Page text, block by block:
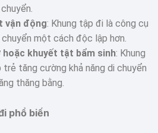
vận động: Khung tập đi là công cụ
một cách độc lập hơn.
hoặc khuyết tật bẩm sinh: Khung
tăng cường khả năng di chuyển
thăng bằng.
phổ biến